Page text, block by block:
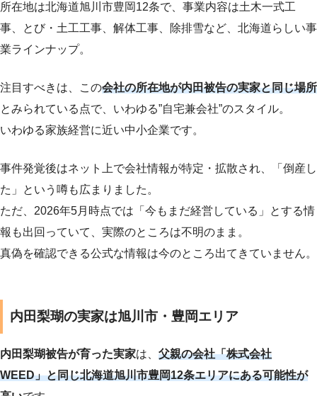
所在地は北海道旭川市豊岡12条で、事業内容は土木一式工
事、とび・土工工事、解体工事、除排雪など、北海道らしい事
業ラインナップ。
注目すべきは、この会社の所在地が内田被告の実家と同じ場所
とみられている点で、いわゆる”自宅兼会社”のスタイル。
いわゆる家族経営に近い中小企業です。
事件発覚後はネット上で会社情報が特定・拡散され、「倒産し
た」という噂も広まりました。
ただ、2026年5月時点では「今もまだ経営している」とする情
報も出回っていて、実際のところは不明のまま。
真偽を確認できる公式な情報は今のところ出てきていません。
内田梨瑚の実家は旭川市・豊岡エリア
内田梨瑚被告が育った実家は、 父親の会社「株式会社
WEED」と同じ北海道旭川市豊岡12条エリアにある可能性が